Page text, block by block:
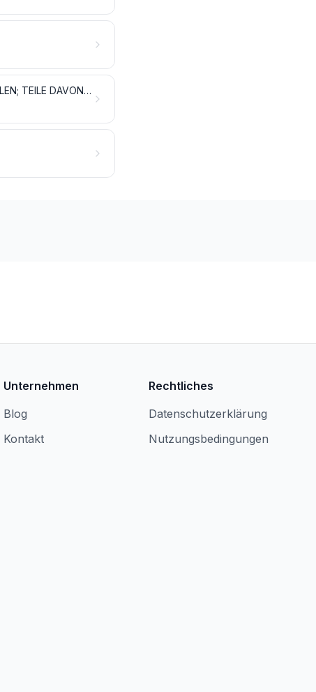
WERKZEUGE, SCHNEIDWAREN UND ESSBESTECKE, AUS UNEDLEN METALLEN; TEILE DAVON, AUS UNEDLEN METALLEN
Unternehmen
Blog
Kontakt
Rechtliches
Datenschutzerklärung
Nutzungsbedingungen